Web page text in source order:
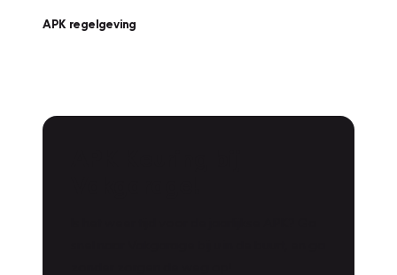
APK regelgeving